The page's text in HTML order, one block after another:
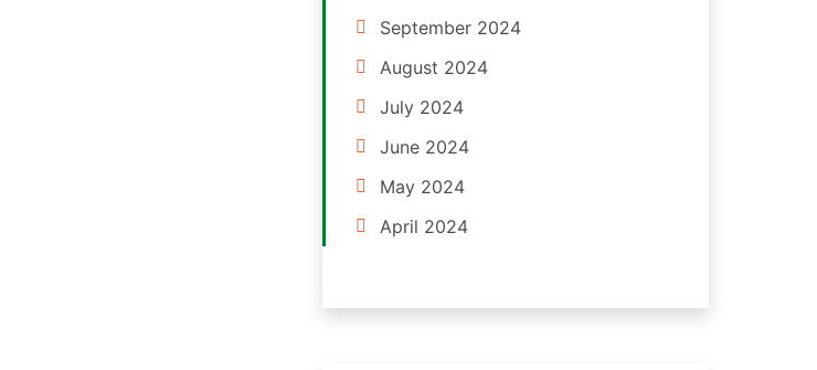
September 2024
August 2024
July 2024
June 2024
May 2024
April 2024